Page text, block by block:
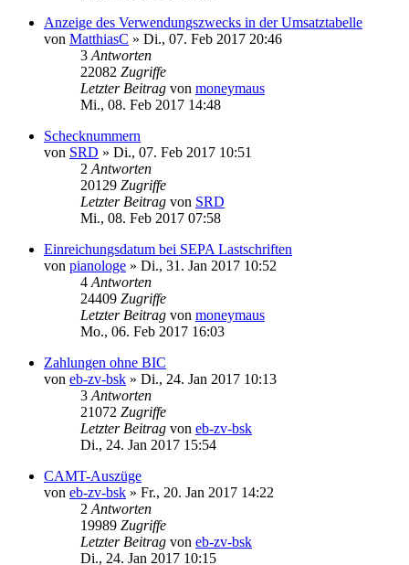
Anzeige des Verwendungszwecks in der Umsatztabelle
von MatthiasC » Di., 07. Feb 2017 20:46
3 Antworten
22082 Zugriffe
Letzter Beitrag von moneymaus
Mi., 08. Feb 2017 14:48
Schecknummern
von SRD » Di., 07. Feb 2017 10:51
2 Antworten
20129 Zugriffe
Letzter Beitrag von SRD
Mi., 08. Feb 2017 07:58
Einreichungsdatum bei SEPA Lastschriften
von pianologe » Di., 31. Jan 2017 10:52
4 Antworten
24409 Zugriffe
Letzter Beitrag von moneymaus
Mo., 06. Feb 2017 16:03
Zahlungen ohne BIC
von eb-zv-bsk » Di., 24. Jan 2017 10:13
3 Antworten
21072 Zugriffe
Letzter Beitrag von eb-zv-bsk
Di., 24. Jan 2017 15:54
CAMT-Auszüge
von eb-zv-bsk » Fr., 20. Jan 2017 14:22
2 Antworten
19989 Zugriffe
Letzter Beitrag von eb-zv-bsk
Di., 24. Jan 2017 10:15